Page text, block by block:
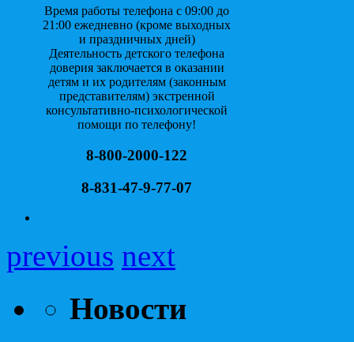
Время работы телефона с 09:00 до
21:00 ежедневно (кроме выходных
и праздничных дней)
Деятельность детского телефона
доверия заключается в оказании
детям и их родителям (законным
представителям) экстренной
консультативно-психологической
помощи по телефону!
8-800-2000-122
8-831-47-9-77-07
previous next
Новости